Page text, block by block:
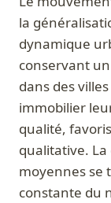
la
dynamique
conservant
dans des
immobilier
qualité,
qualitative. La
moyennes se
constante du